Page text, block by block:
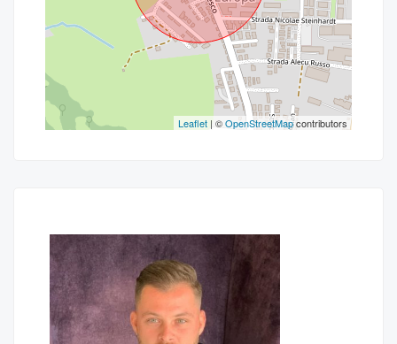
Leaflet | ©OpenStreetMapcontributors